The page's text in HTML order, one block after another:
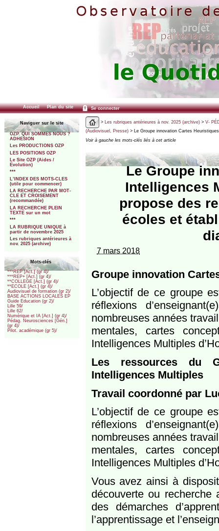
Accueil Plan du site Se connecter
Naviguer sur le site
OZP. QUI SOMMES NOUS ?
ADHESION
Les PRODUCTIONS OZP
LES POSITIONS OZP
Le Site OZP (Aides /
Evolution)
***
L’INDEX DES MOTS-CLES
(utile pour commencer)
LA RECHERCHE PAR MOT-
CLE ET CROISEMENT
(recommandée)
LA RECHERCHE PLEIN
TEXTE sur un mot
***
LA RUBRIQUE UNIQUE à
partir de novembre 2025
Les rubriques antérieures à
nov. 2025 (archive)
Mots-clés
***REP [Act.] (gr 4)/
***REP+ [Act.] (gr 4)/
**COLLEGE [Act.] (gr 4)/
**ECOLE [Act.] (gr 4)/
Audiovisuel de formation (gr 2)/
BASE ACTIONS LOCALES EP
Guide Education (gr 2)/
Lille 59/
Lille 62/
Numérique et IA [Act.] (gr 4)/
Pédag. Neurosciences [Gén.]
(gr 4)/
Pilot. académique (gr 5)/
> Les rubriques antérieures à nov. 2025 (archive)> V-
(Audiovisuel, Presse)> Le Groupe innovation Cartes
Voir à gauche les mots-clés liés à cet article
Le Groupe
Intelligences
propose des
écoles et
7 mars 2018
Groupe innovation
L’objectif de ce groupe
réflexions
nombreuses années
mentales, cartes
Intelligences Multiples
Les ressources du
Intelligences Multiples
Travail coordonné par
L’objectif de ce groupe
réflexions
nombreuses années
mentales, cartes
Intelligences Multiples
Vous avez ainsi à
découverte ou
des démarches
l’apprentissage et